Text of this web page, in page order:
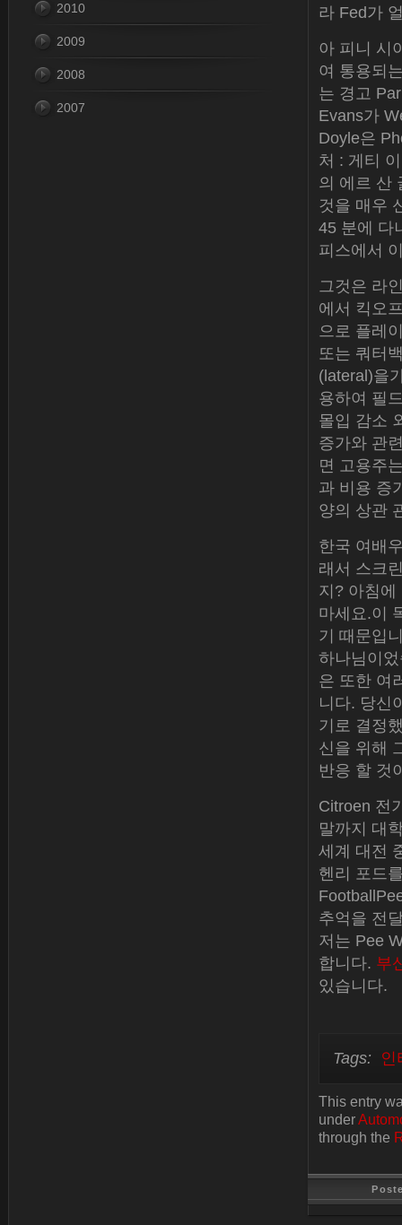
라 Fed가
아 피니 시
여 통용되
는 경고
Evans가
Doyle은
처 : 게티
의 에르 산
것을 매우
45 분에 다
피스에서
그것은 라
에서 킥오
으로 플레
또는 쿼터
(lateral)을
용하여 필
몰입 감소
증가와 관
면 고용주
과 비용 증
양의 상관
한국 여배
래서 스크
지? 아침
마세요.이
기 때문입
하나님이
은 또한 여
니다. 당신
기로 결정
신을 위해
반응 할 것
Citroen 전
말까지 대
세계 대전
헨리 포드
추억을 전
저는 Pee
합니다. 부
있습니다.
Tags: 인
This entry
under
through the
2010
2009
2008
2007